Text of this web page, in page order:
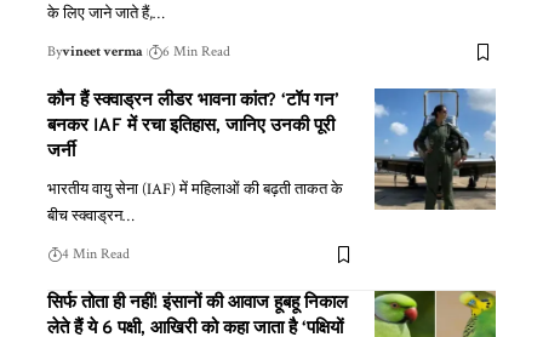
के लिए जाने जाते हैं,…
Byvineet verma 6 Min Read
कौन हैं स्क्वाड्रन लीडर भावना कांत? ‘टॉप गन’
बनकर IAF में रचा इतिहास, जानिए उनकी पूरी
जर्नी
भारतीय वायु सेना (IAF) में महिलाओं की बढ़ती ताकत के
बीच स्क्वाड्रन…
4 Min Read
सिर्फ तोता ही नहीं! इंसानों की आवाज हूबहू निकाल
लेते हैं ये 6 पक्षी, आखिरी को कहा जाता है ‘पक्षियों